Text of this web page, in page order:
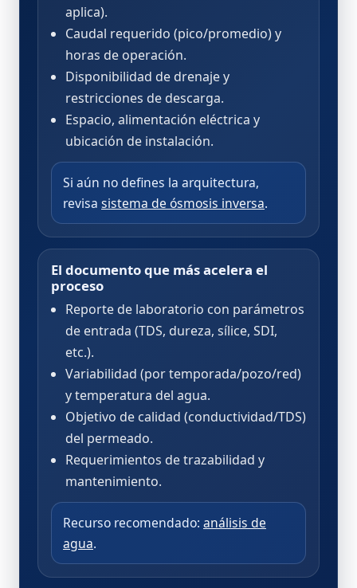
aplica).
Caudal requerido (pico/promedio) y
horas de operación.
Disponibilidad de drenaje y
restricciones de descarga.
Espacio, alimentación eléctrica y
ubicación de instalación.
Si aún no defines la arquitectura,
revisa sistema de ósmosis inversa.
El documento que más acelera el
proceso
Reporte de laboratorio con parámetros
de entrada (TDS, dureza, sílice, SDI,
etc.).
Variabilidad (por temporada/pozo/red)
y temperatura del agua.
Objetivo de calidad (conductividad/TDS)
del permeado.
Requerimientos de trazabilidad y
mantenimiento.
Recurso recomendado: análisis de
agua.